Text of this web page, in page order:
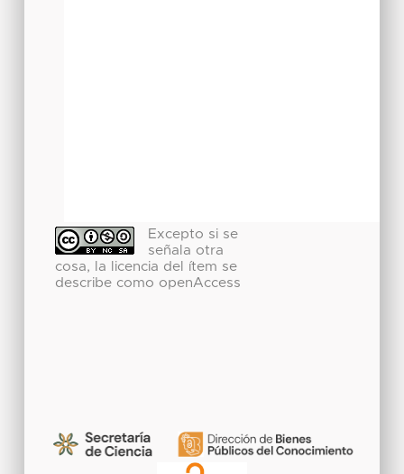
Excepto si se
señala otra
cosa, la licencia del ítem se
describe como openAccess